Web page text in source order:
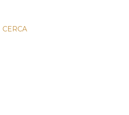
CERCA